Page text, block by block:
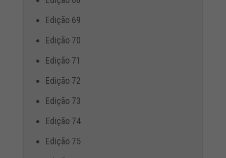
Edição 69
Edição 70
Edição 71
Edição 72
Edição 73
Edição 74
Edição 75